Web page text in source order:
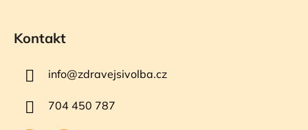
Kontakt
info@zdravejsivolba.cz
704 450 787